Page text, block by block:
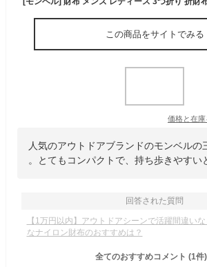
この商品をサイトでみる
価格と在庫
人気のアウトドアブランドのモンベルの
。とてもコンパクトで、持ち歩きやすい
回答された質問
【1万円以内】アウトドアシーンで活躍間違い
なナイロン財布のおすすめは？
全てのおすすめコメント (1件)